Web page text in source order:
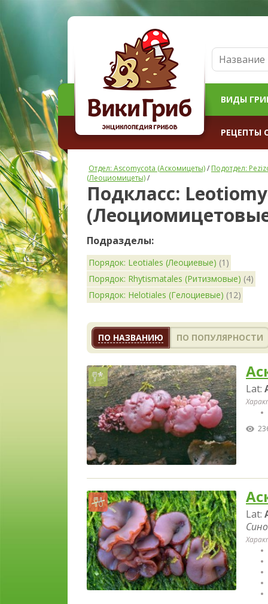
ВИДЫ
РЕЦЕПТЫ
Отдел: Ascomycota (Аскомицеты)/ Подотдел:
(Леоциомицеты)/
Подкласс:
Подразделы:
Порядок: Leotiales (Леоциевые) (1)
Порядок: Rhytismatales (Ритизмовые) (4)
Порядок: Helotiales (Гелоциевые) (12)
ПО НАЗВАНИЮ ПО ПОПУЛЯРНОСТИ
Lat:
Lat: